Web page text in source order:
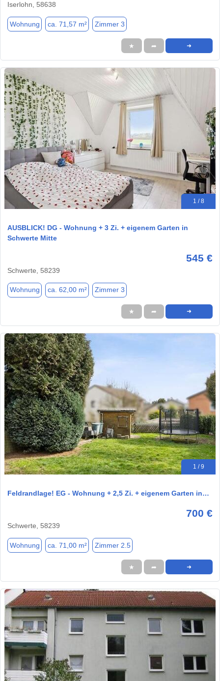
Iserlohn, 58638
Wohnung ca. 71,57 m² Zimmer 3
★ ➦ ➜
1 / 8
AUSBLICK! DG - Wohnung + 3 Zi. + eigenem Garten in
Schwerte Mitte
545 €
Schwerte, 58239
Wohnung ca. 62,00 m² Zimmer 3
★ ➦ ➜
1 / 9
Feldrandlage! EG - Wohnung + 2,5 Zi. + eigenem Garten in…
700 €
Schwerte, 58239
Wohnung ca. 71,00 m² Zimmer 2.5
★ ➦ ➜